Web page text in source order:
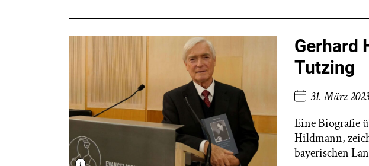
Gerhard
Tutzing
31. März
Eine Biografie
Hildmann,
bayerischen